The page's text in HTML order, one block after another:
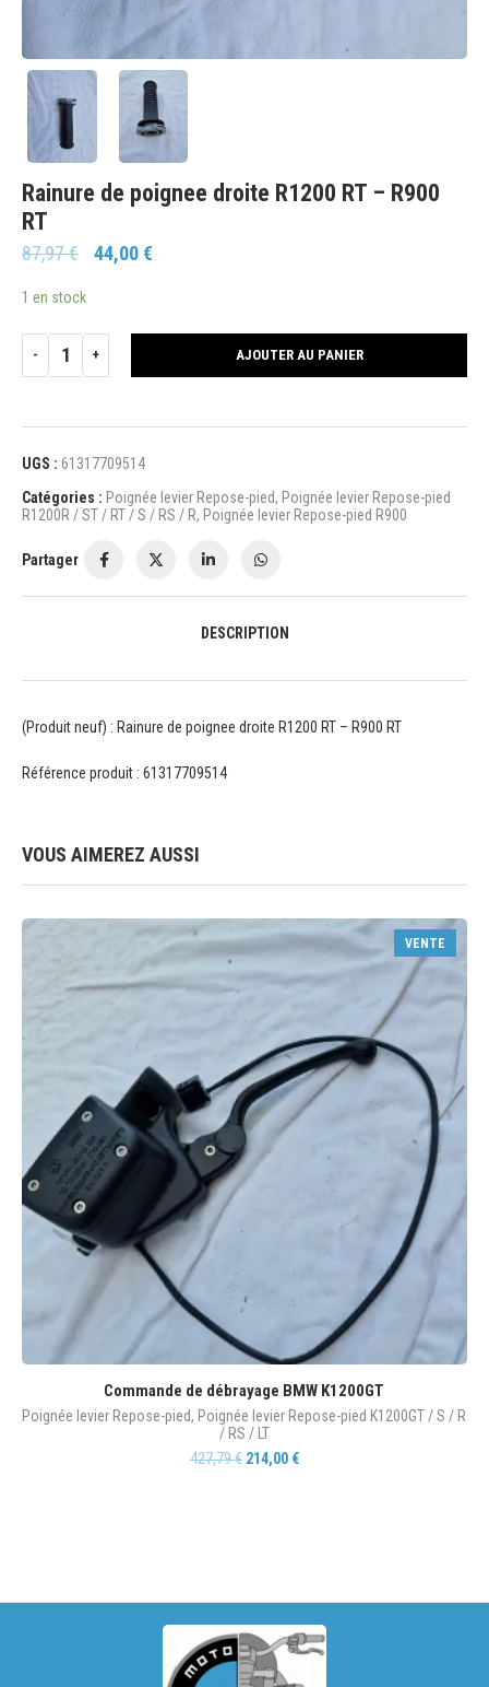
Rainure de poignee droite R1200 RT – R900
RT
87,97€ 44,00€
1 en stock
AJOUTER AU PANIER
UGS : 61317709514
Catégories : Poignée levier Repose-pied, Poignée levier Repose-pied
R1200R / ST / RT / S / RS / R, Poignée levier Repose-pied R900
Partager
DESCRIPTION
(Produit neuf) : Rainure de poignee droite R1200 RT – R900 RT
Référence produit : 61317709514
VOUS AIMEREZ AUSSI
VENTE
Commande de débrayage BMW K1200GT
Poignée levier Repose-pied, Poignée levier Repose-pied K1200GT / S / R
/ RS / LT
427,79€ 214,00 €